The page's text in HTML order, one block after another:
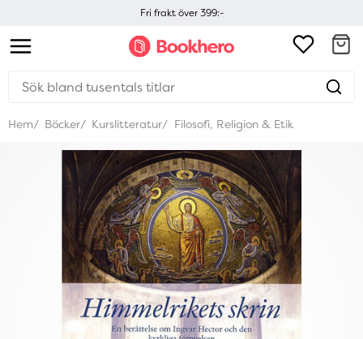
Fri frakt över 399:-
Hem Böcker Kurslitteratur Filosofi, Religion & Etik